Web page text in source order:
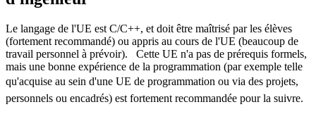
Le langage de l'UE est C/C++, et doit être maîtrisé par les élèves
(fortement recommandé) ou appris au cours de l'UE (beaucoup de
travail personnel à prévoir). Cette UE n'a pas de prérequis formels,
mais une bonne expérience de la programmation (par exemple telle
qu'acquise au sein d'une UE de programmation ou via des projets,
personnels ou encadrés) est fortement recommandée pour la suivre.